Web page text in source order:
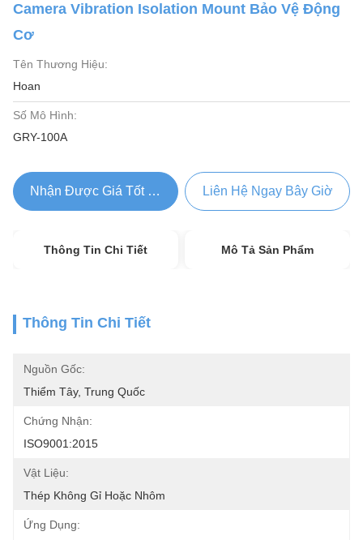
Camera Vibration Isolation Mount Bảo Vệ Động
Cơ
Tên Thương Hiệu:
Hoan
Số Mô Hình:
GRY-100A
Nhận Được Giá Tốt Nhất Liên Hệ Ngay Bây Giờ
Thông Tin Chi Tiết Mô Tả Sản Phẩm
Thông Tin Chi Tiết
Nguồn Gốc:
Thiểm Tây, Trung Quốc
Chứng Nhận:
ISO9001:2015
Vật Liệu:
Thép Không Gỉ Hoặc Nhôm
Ứng Dụng: